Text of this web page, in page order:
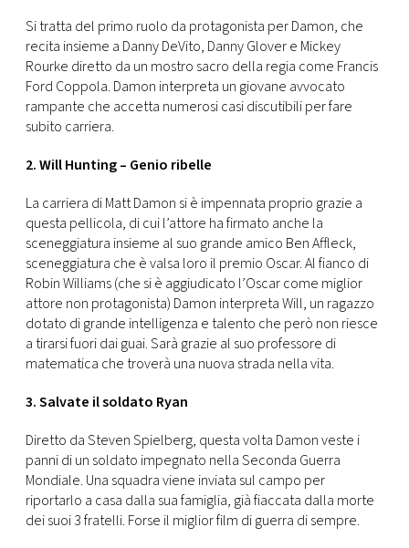
Si tratta del primo ruolo da protagonista per Damon, che
recita insieme a Danny DeVito, Danny Glover e Mickey
Rourke diretto da un mostro sacro della regia come Francis
Ford Coppola. Damon interpreta un giovane avvocato
rampante che accetta numerosi casi discutibili per fare
subito carriera.
2. Will Hunting – Genio ribelle
La carriera di Matt Damon si è impennata proprio grazie a
questa pellicola, di cui l’attore ha firmato anche la
sceneggiatura insieme al suo grande amico Ben Affleck,
sceneggiatura che è valsa loro il premio Oscar. Al fianco di
Robin Williams (che si è aggiudicato l’Oscar come miglior
attore non protagonista) Damon interpreta Will, un ragazzo
dotato di grande intelligenza e talento che però non riesce
a tirarsi fuori dai guai. Sarà grazie al suo professore di
matematica che troverà una nuova strada nella vita.
3. Salvate il soldato Ryan
Diretto da Steven Spielberg, questa volta Damon veste i
panni di un soldato impegnato nella Seconda Guerra
Mondiale. Una squadra viene inviata sul campo per
riportarlo a casa dalla sua famiglia, già fiaccata dalla morte
dei suoi 3 fratelli. Forse il miglior film di guerra di sempre.